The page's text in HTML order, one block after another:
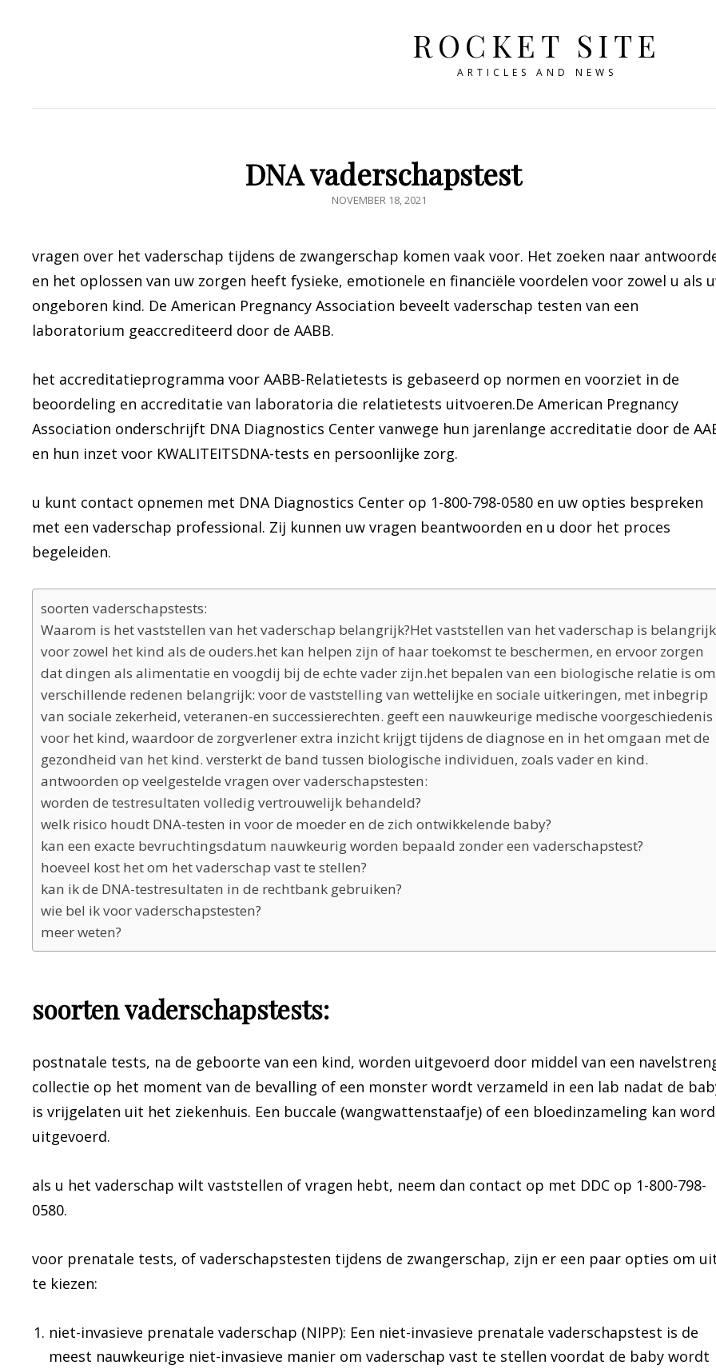
ROCKET SITE
ARTICLES AND NEWS
DNA vaderschapstest
GEPUBLICEERD
NOVEMBER 18, 2021
vragen over het vaderschap tijdens de zwangerschap komen vaak voor. Het zoeken naar
en het oplossen van uw zorgen heeft fysieke, emotionele en financiële voordelen voor zowel u als
ongeboren kind. De American Pregnancy Association beveelt vaderschap testen van een
laboratorium geaccrediteerd door de AABB.
het accreditatieprogramma voor AABB-Relatietests is gebaseerd op normen en voorziet in de
beoordeling en accreditatie van laboratoria die relatietests uitvoeren.De American Pregnancy
Association onderschrijft DNA Diagnostics Center vanwege hun jarenlange accreditatie door de
en hun inzet voor KWALITEITSDNA-tests en persoonlijke zorg.
u kunt contact opnemen met DNA Diagnostics Center op 1-800-798-0580 en uw opties bespreken
met een vaderschap professional. Zij kunnen uw vragen beantwoorden en u door het proces
begeleiden.
soorten vaderschapstests:
Waarom is het vaststellen van het vaderschap belangrijk?Het vaststellen van het vaderschap is belangrijk
voor zowel het kind als de ouders.het kan helpen zijn of haar toekomst te beschermen, en ervoor zorgen
dat dingen als alimentatie en voogdij bij de echte vader zijn.het bepalen van een biologische relatie is om
verschillende redenen belangrijk: voor de vaststelling van wettelijke en sociale uitkeringen, met inbegrip
van sociale zekerheid, veteranen-en successierechten. geeft een nauwkeurige medische voorgeschiedenis
voor het kind, waardoor de zorgverlener extra inzicht krijgt tijdens de diagnose en in het omgaan met de
gezondheid van het kind. versterkt de band tussen biologische individuen, zoals vader en kind.
antwoorden op veelgestelde vragen over vaderschapstesten:
worden de testresultaten volledig vertrouwelijk behandeld?
welk risico houdt DNA-testen in voor de moeder en de zich ontwikkelende baby?
kan een exacte bevruchtingsdatum nauwkeurig worden bepaald zonder een vaderschapstest?
hoeveel kost het om het vaderschap vast te stellen?
kan ik de DNA-testresultaten in de rechtbank gebruiken?
wie bel ik voor vaderschapstesten?
meer weten?
soorten vaderschapstests:
postnatale tests, na de geboorte van een kind, worden uitgevoerd door middel van een
collectie op het moment van de bevalling of een monster wordt verzameld in een lab nadat de
is vrijgelaten uit het ziekenhuis. Een buccale (wangwattenstaafje) of een bloedinzameling kan
uitgevoerd.
als u het vaderschap wilt vaststellen of vragen hebt, neem dan contact op met DDC op 1-800-798-
0580.
voor prenatale tests, of vaderschapstesten tijdens de zwangerschap, zijn er een paar opties om
te kiezen:
niet-invasieve prenatale vaderschap (NIPP): Een niet-invasieve prenatale vaderschapstest is de
meest nauwkeurige niet-invasieve manier om vaderschap vast te stellen voordat de baby wordt